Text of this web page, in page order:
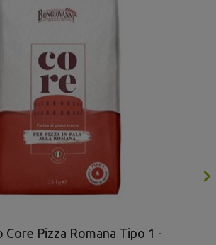
Core Pizza Romana Tipo 1 -